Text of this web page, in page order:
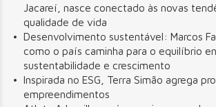
Jacareí, nasce conectado às novas
qualidade de vida
Desenvolvimento sustentável: Marcos
como o país caminha para o equilíbrio
sustentabilidade e crescimento
Inspirada no ESG, Terra Simão agrega
empreendimentos